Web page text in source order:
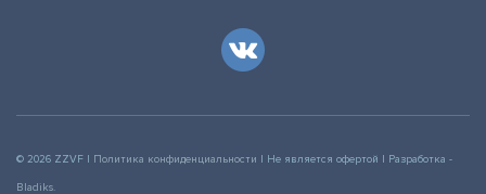
© 2026 ZZVF | Политика конфиденциальности | Не является офертой | Разработка -
Bladiks.